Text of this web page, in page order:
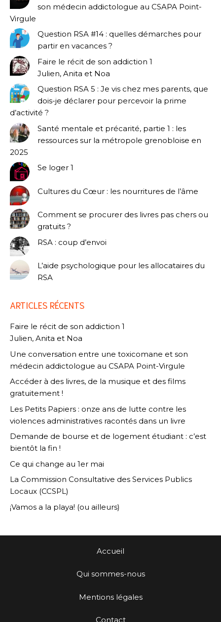
son médecin addictologue au CSAPA Point-
Virgule
Question RSA #14 : quelles démarches pour
partir en vacances ?
Faire le récit de son addiction 1
Julien, Anita et Noa
Question RSA 5 : Je vis chez mes parents, que
dois-je déclarer pour percevoir la prime
d’activité ?
Santé mentale et précarité, partie 1 : les
ressources sur la métropole grenobloise en
2025
Se loger 1
Cultures du Cœur : les nourritures de l’âme
Comment se procurer des livres pas chers ou
gratuits ?
RSA : coup d’envoi
L’aide psychologique pour les allocataires du
RSA
ARTICLES RÉCENTS
Faire le récit de son addiction 1
Julien, Anita et Noa
Une conversation entre une toxicomane et son
médecin addictologue au CSAPA Point-Virgule
Accéder à des livres, de la musique et des films
gratuitement !
Les Petits Papiers : onze ans de lutte contre les
violences administratives racontés dans un livre
Demande de bourse et de logement étudiant : c’est
bientôt la fin !
Ce qui change au 1er mai
La Commission Consultative des Services Publics
Locaux (CCSPL)
¡Vamos a la playa! (ou ailleurs)
Accueil
Qui sommes-nous
Mentions légales
Contact